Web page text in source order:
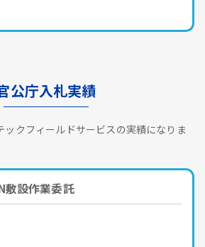
公庁入札実績
ックフィールドサービスの実績になりま
敷設作業委託